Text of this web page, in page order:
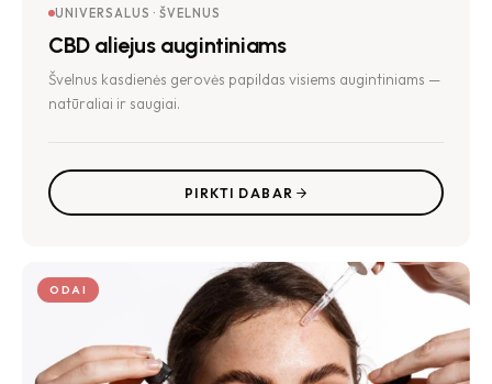
UNIVERSALUS · ŠVELNUS
CBD aliejus augintiniams
Švelnus kasdienės gerovės papildas visiems augintiniams —
natūraliai ir saugiai.
PIRKTI DABAR
ODAI